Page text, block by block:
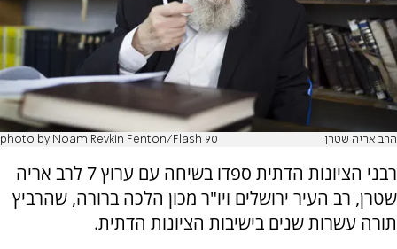
הרב אריה שטרן photo by Noam Revkin Fenton/Flash 90
רבני הציונות הדתית ספדו בשיחה עם ערוץ 7 לרב אריה
שטרן, רב העיר ירושלים ויו"ר מכון הלכה ברורה, שהרביץ
תורה עשרות שנים בישיבות הציונות הדתית.